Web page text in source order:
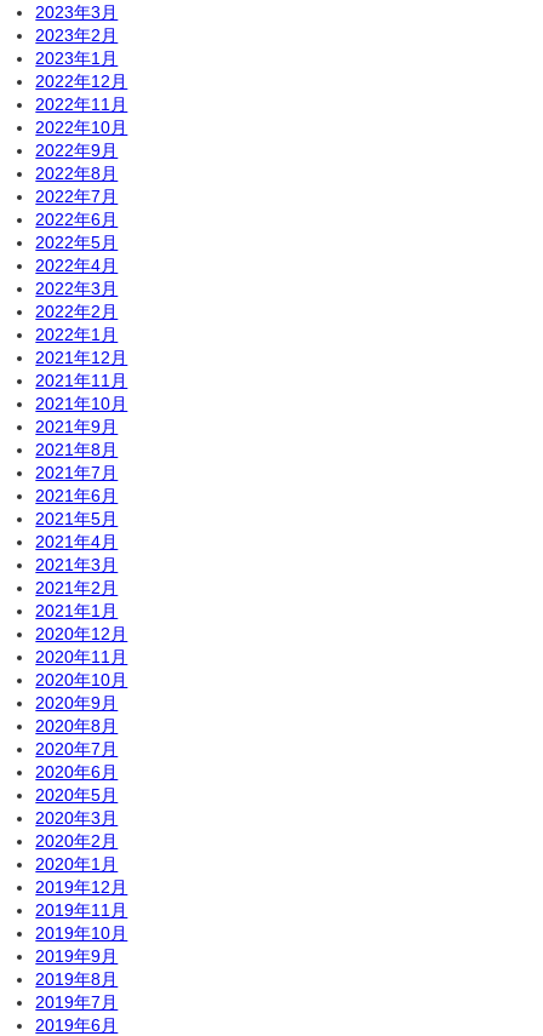
2023年3月
2023年2月
2023年1月
2022年12月
2022年11月
2022年10月
2022年9月
2022年8月
2022年7月
2022年6月
2022年5月
2022年4月
2022年3月
2022年2月
2022年1月
2021年12月
2021年11月
2021年10月
2021年9月
2021年8月
2021年7月
2021年6月
2021年5月
2021年4月
2021年3月
2021年2月
2021年1月
2020年12月
2020年11月
2020年10月
2020年9月
2020年8月
2020年7月
2020年6月
2020年5月
2020年3月
2020年2月
2020年1月
2019年12月
2019年11月
2019年10月
2019年9月
2019年8月
2019年7月
2019年6月